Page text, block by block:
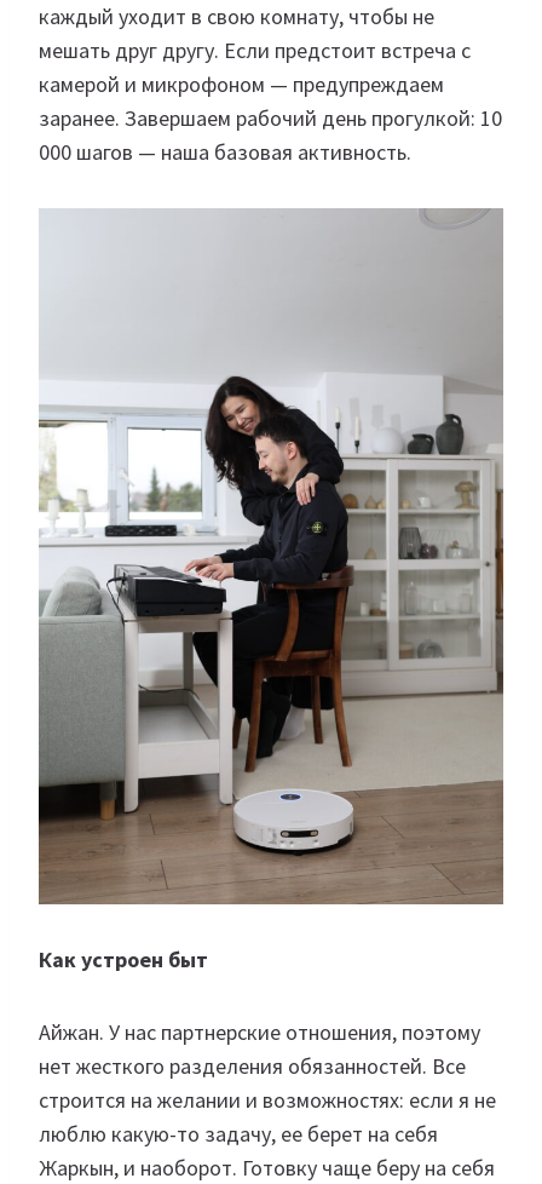
каждый уходит в свою комнату, чтобы не
мешать друг другу. Если предстоит встреча с
камерой и микрофоном — предупреждаем
заранее. Завершаем рабочий день прогулкой: 10
000 шагов — наша базовая активность.
Как устроен быт
Айжан. У нас партнерские отношения, поэтому
нет жесткого разделения обязанностей. Все
строится на желании и возможностях: если я не
люблю какую-то задачу, ее берет на себя
Жаркын, и наоборот. Готовку чаще беру на себя